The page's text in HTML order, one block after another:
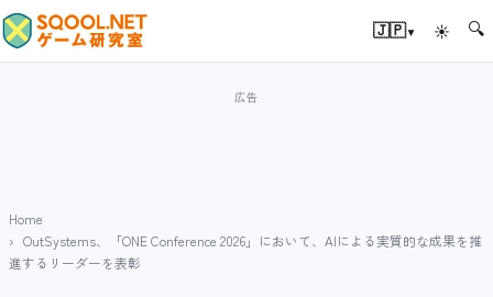
🇯🇵▾ ☀ 🔍
Home
OutSystems、「ONE Conference 2026」において、AIによる実質的な成果を推
進するリーダーを表彰